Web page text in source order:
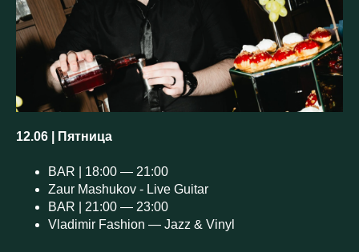
12.06 | Пятница
BAR | 18:00 — 21:00
Zaur Mashukov - Live Guitar
BAR | 21:00 — 23:00
Vladimir Fashion — Jazz & Vinyl